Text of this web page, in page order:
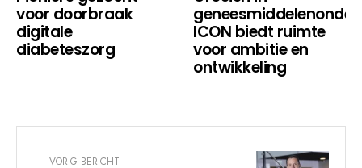
voor doorbraak
digitale
diabeteszorg
ICON biedt ruimte
voor ambitie en
ontwikkeling
VORIG BERICHT